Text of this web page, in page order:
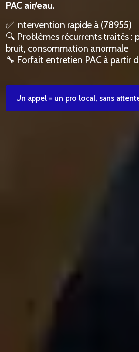
PAC air/eau.
✅ Intervention rapide à (78955)
🔍 Problèmes récurrents traités :
bruit, consommation anormale
🔧 Forfait entretien PAC à partir
Un appel = un pro local, sans